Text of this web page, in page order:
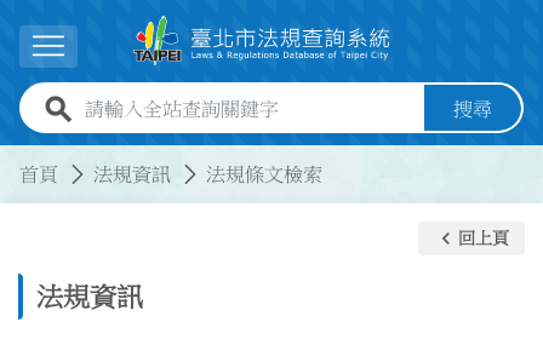
展開選單
全站查詢關鍵字欄位 搜尋
首頁 法規資訊 法規條文檢索
法規資訊
keyboard_arrow_left 回上頁